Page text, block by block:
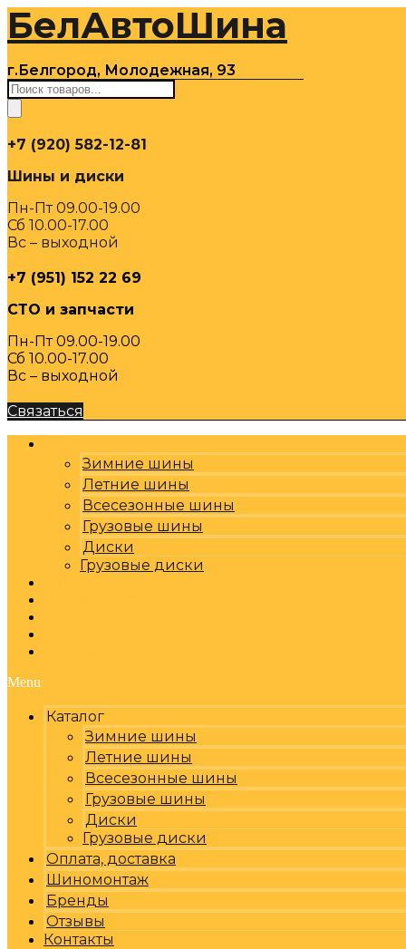
Перейти
содержимому
БелАвтоШина
г.Белгород, Молодежная, 93
Поиск
товаров
+7 (920) 582-12-81
Шины и диски
Пн-Пт 09.00-19.00
Сб 10.00-17.00
Вс – выходной
+7 (951) 152 22 69
СТО и запчасти
Пн-Пт 09.00-19.00
Сб 10.00-17.00
Вс – выходной
Связаться
Зимние шины
Летние шины
Всесезонные шины
Грузовые шины
Диски
Грузовые диски
Menu
Каталог
Зимние шины
Летние шины
Всесезонные шины
Грузовые шины
Диски
Грузовые диски
Оплата, доставка
Шиномонтаж
Бренды
Отзывы
Контакты